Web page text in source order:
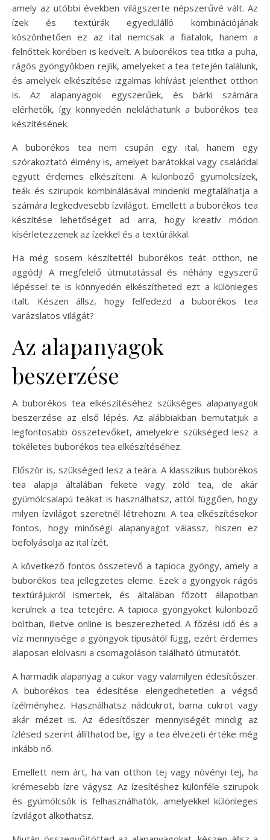
amely az utóbbi években világszerte népszerűvé vált. Az
ízek és textúrák egyedülálló kombinációjának
köszönhetően ez az ital nemcsak a fiatalok, hanem a
felnőttek körében is kedvelt. A buborékos tea titka a puha,
rágós gyöngyökben rejlik, amelyeket a tea tetején találunk,
és amelyek elkészítése izgalmas kihívást jelenthet otthon
is. Az alapanyagok egyszerűek, és bárki számára
elérhetők, így könnyedén nekiláthatunk a buborékos tea
készítésének.
A buborékos tea nem csupán egy ital, hanem egy
szórakoztató élmény is, amelyet barátokkal vagy családdal
együtt érdemes elkészíteni. A különböző gyümölcsízek,
teák és szirupok kombinálásával mindenki megtalálhatja a
számára legkedvesebb ízvilágot. Emellett a buborékos tea
készítése lehetőséget ad arra, hogy kreatív módon
kísérletezzenek az ízekkel és a textúrákkal.
Ha még sosem készítettél buborékos teát otthon, ne
aggódj! A megfelelő útmutatással és néhány egyszerű
lépéssel te is könnyedén elkészítheted ezt a különleges
italt. Készen állsz, hogy felfedezd a buborékos tea
varázslatos világát?
Az alapanyagok
beszerzése
A buborékos tea elkészítéséhez szükséges alapanyagok
beszerzése az első lépés. Az alábbiakban bemutatjuk a
legfontosabb összetevőket, amelyekre szükséged lesz a
tökéletes buborékos tea elkészítéséhez.
Először is, szükséged lesz a teára. A klasszikus buborékos
tea alapja általában fekete vagy zöld tea, de akár
gyümölcsalapú teákat is használhatsz, attól függően, hogy
milyen ízvilágot szeretnél létrehozni. A tea elkészítésekor
fontos, hogy minőségi alapanyagot válassz, hiszen ez
befolyásolja az ital ízét.
A következő fontos összetevő a tapioca gyöngy, amely a
buborékos tea jellegzetes eleme. Ezek a gyöngyök rágós
textúrájukról ismertek, és általában főzött állapotban
kerülnek a tea tetejére. A tapioca gyöngyöket különböző
boltban, illetve online is beszerezheted. A főzési idő és a
víz mennyisége a gyöngyök típusától függ, ezért érdemes
alaposan elolvasni a csomagoláson található útmutatót.
A harmadik alapanyag a cukor vagy valamilyen édesítőszer.
A buborékos tea édesítése elengedhetetlen a végső
ízélményhez. Használhatsz nádcukrot, barna cukrot vagy
akár mézet is. Az édesítőszer mennyiségét mindig az
ízlésed szerint állíthatod be, így a tea élvezeti értéke még
inkább nő.
Emellett nem árt, ha van otthon tej vagy növényi tej, ha
krémesebb ízre vágysz. Az ízesítéshez különféle szirupok
és gyümölcsök is felhasználhatók, amelyekkel különleges
ízvilágot alkothatsz.